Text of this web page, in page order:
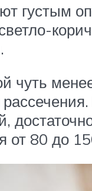
густым
чуть
от 80 до